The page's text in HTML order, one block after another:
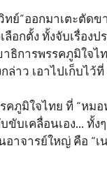
ย์”ออกมาเตะตัดข
ลือกตั้ง ทั้งจับเรื่อง
การพรรคภูมิใจไ
าว เอาไปเก็บไว้
ภูมิใจไทย ที่ “หม
เคลื่อนเอง… ทั้งๆ
าจารย์ใหญ่ คือ “